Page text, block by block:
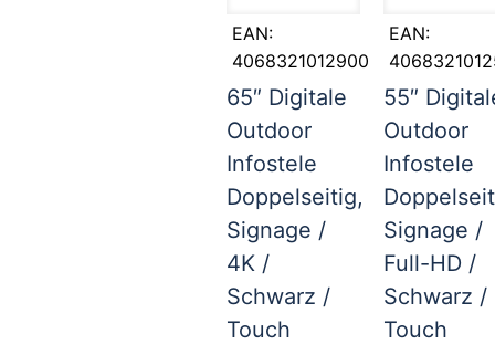
EAN:
4068321012900
65″ Digitale
Outdoor
Infostele
Doppelseitig,
Signage /
4K /
Schwarz /
Touch
EAN:
55″
Outdoor
Infostele
Signage /
Full-HD /
Schwarz /
Touch